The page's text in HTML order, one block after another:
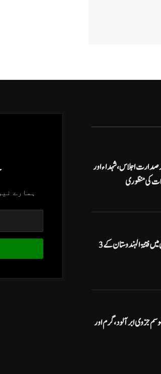
صدارت اجلاس، شہداء اور
کی منظوری
آپریشن رد الفتنہ 3: بلوچستان میں فتنۃ الہندوستان کے 3
جزوی ابر آلود، گرم اور
ہمارے